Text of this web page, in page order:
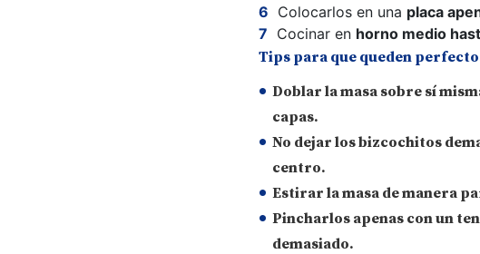
Colocarlos en una placa
Cocinar en horno medio
Tips para que queden
Doblar la masa sobre sí
capas.
No dejar los bizcochitos
centro.
Estirar la masa de manera
Pincharlos apenas con un
demasiado.